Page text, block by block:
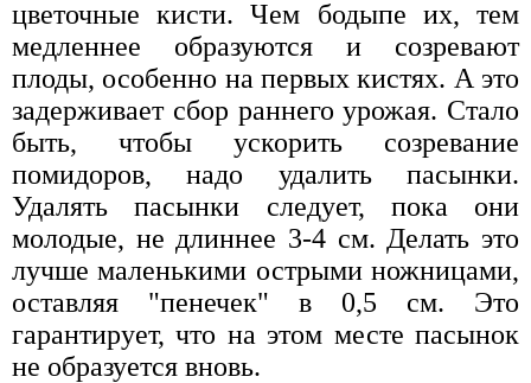
цветочные кисти. Чем бодыпе их, тем
медленнее образуются и созревают
плоды, особенно на первых кистях. А это
задерживает сбор раннего урожая. Стало
быть, чтобы ускорить созревание
помидоров, надо удалить пасынки.
Удалять пасынки следует, пока они
молодые, не длиннее 3-4 см. Делать это
лучше маленькими острыми ножницами,
оставляя "пенечек" в 0,5 см. Это
гарантирует, что на этом месте пасынок
не образуется вновь.